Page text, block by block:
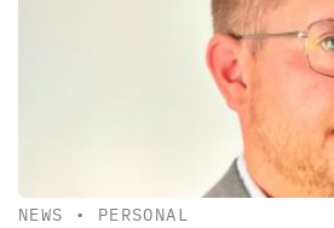
NEWS • PERSONAL